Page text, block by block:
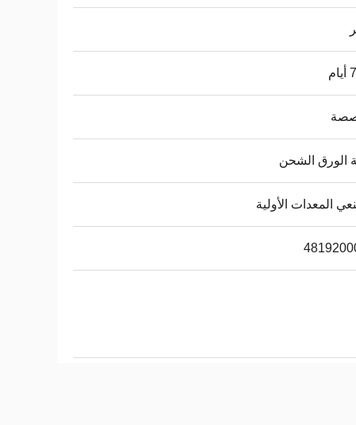
الورق الشحن
المعدات الأولية